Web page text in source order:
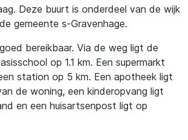
Deze buurt is onderdeel van de wijk
gemeente s-Gravenhage.
bereikbaar. Via de weg ligt de
op 1.1 km. Een supermarkt
station op 5 km. Een apotheek ligt
de woning, een kinderopvang ligt
en een huisartsenpost ligt op